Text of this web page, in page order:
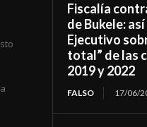
Fiscalía
de Bukele:
Ejecutivo
total” de las
2019 y 2022
FALSO 17/06/